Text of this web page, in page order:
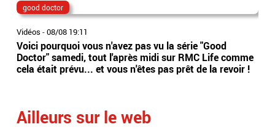
good doctor
Vidéos -08/08 19:11
Voici pourquoi vous n'avez pas vu la série "Good
Doctor" samedi, tout l'après midi sur RMC Life comme
cela était prévu... et vous n'êtes pas prêt de la revoir !
Ailleurs sur le web